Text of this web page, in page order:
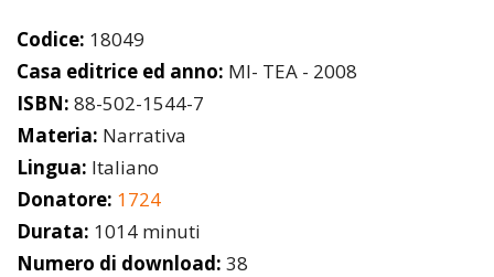
Codice: 18049
Casa editrice ed anno: MI- TEA - 2008
ISBN: 88-502-1544-7
Materia: Narrativa
Lingua: Italiano
Donatore: 1724
Durata: 1014 minuti
Numero di download: 38